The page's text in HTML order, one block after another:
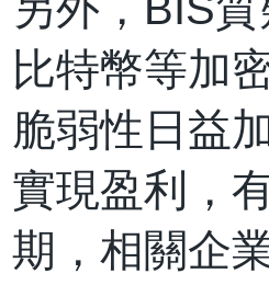
比特幣等加
脆弱性日益
實現盈利，
期，相關企